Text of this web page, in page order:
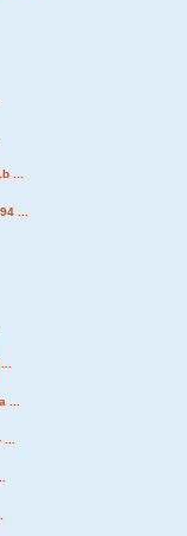
...
...
...